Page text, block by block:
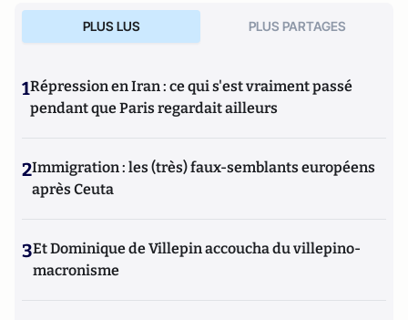
PLUS LUS PLUS PARTAGES
1Répression en Iran : ce qui s'est vraiment passé
pendant que Paris regardait ailleurs
2Immigration : les (très) faux-semblants européens
après Ceuta
3Et Dominique de Villepin accoucha du villepino-
macronisme